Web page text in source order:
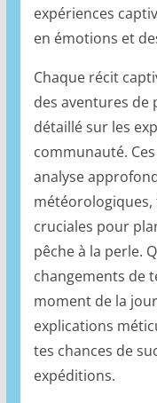
expériences
en émotions et
Chaque récit
des aventures de
détaillé sur les
communauté.
analyse
cruciales pour
pêche à la perle.
changements de
moment de la
explications
tes chances de
expéditions.